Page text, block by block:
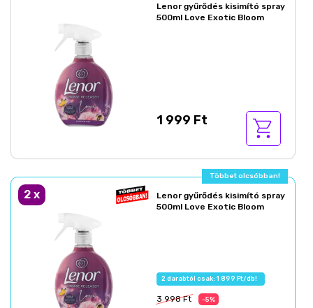
Lenor gyűrődés kisimító spray
500ml Love Exotic Bloom
1 999 Ft
Többet olcsóbban!
2 x
Lenor gyűrődés kisimító spray
500ml Love Exotic Bloom
2 darabtól csak: 1 899 Ft/db!
3 998 Ft -5%